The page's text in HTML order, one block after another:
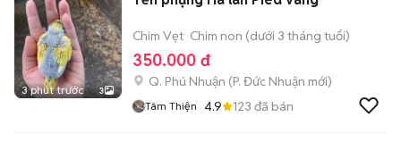
3 phút trước 3
Chim Vẹt Chim non (dưới 3 tháng tuổi)
350.000 đ
Q. Phú Nhuận (P. Đức Nhuận mới)
Tâm Thiện 4.9 123 đã bán